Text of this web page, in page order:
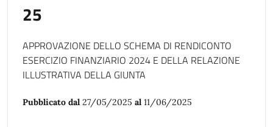
25
APPROVAZIONE DELLO SCHEMA DI RENDICONTO
ESERCIZIO FINANZIARIO 2024 E DELLA RELAZIONE
ILLUSTRATIVA DELLA GIUNTA
Pubblicato dal 27/05/2025 al 11/06/2025